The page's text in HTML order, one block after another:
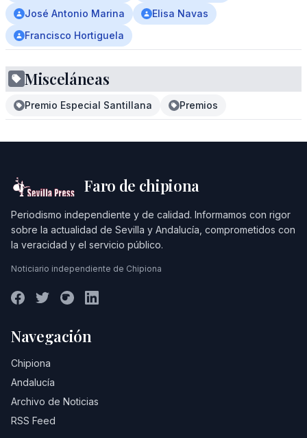
José Antonio Marina
Elisa Navas
Francisco Hortiguela
Misceláneas
Premio Especial Santillana Premios
Faro de chipiona
Periodismo independiente y de calidad. Informamos con rigor
sobre la actualidad de Sevilla y Andalucía, comprometidos con
la veracidad y el servicio público.
Noticiario independiente de Chipiona
Navegación
Chipiona
Andalucía
Archivo de Noticias
RSS Feed